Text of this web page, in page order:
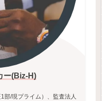
ー(Biz-H)
部/現プライム）、監査法人